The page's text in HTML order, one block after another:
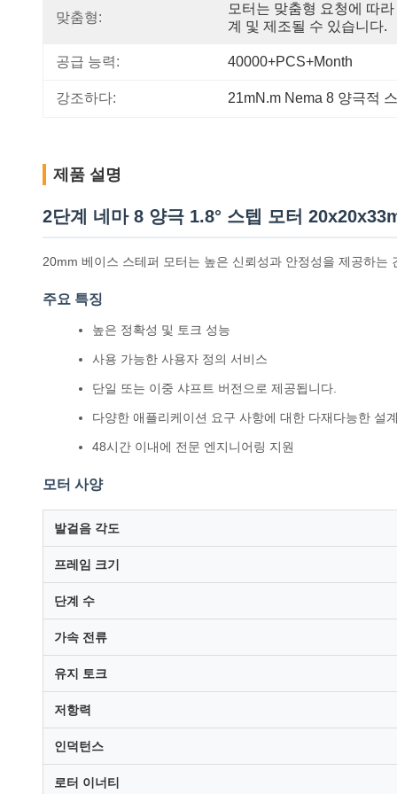
맞춤형:
모터는 맞춤형 요청에 따라
계 및 제조될 수 있습니다.
공급 능력: 40000+PCS+Month
강조하다: 21mN.m Nema 8 양극적
제품 설명
2단계 네마 8 양극 1.8° 스텝 모터
20mm 베이스 스테퍼 모터는 높은 신뢰성과 안정성을 제공하는
주요 특징
높은 정확성 및 토크 성능
사용 가능한 사용자 정의 서비스
단일 또는 이중 샤프트 버전으로 제공됩니다.
다양한 애플리케이션 요구 사항에 대한 다재다능한 설
48시간 이내에 전문 엔지니어링 지원
모터 사양
발걸음 각도
프레임 크기
단계 수
가속 전류
유지 토크
저항력
인덕턴스
로터 이너티